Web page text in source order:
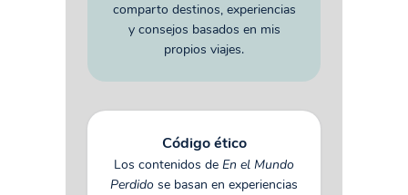
comparto destinos, experiencias
y consejos basados en mis
propios viajes.
Código ético
Los contenidos de En el Mundo
Perdido se basan en experiencias